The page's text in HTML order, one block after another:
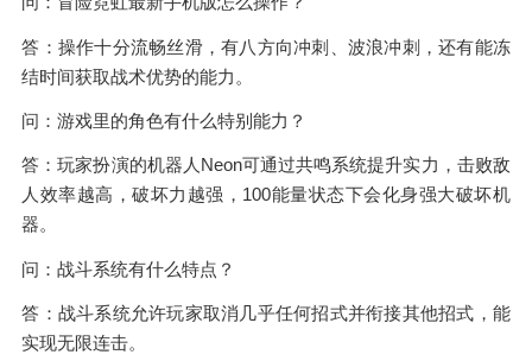
答：操作十分流畅丝滑，有八方向冲刺、波浪冲刺，还有能冻
结时间获取战术优势的能力。
问：游戏里的角色有什么特别能力？
答：玩家扮演的机器人Neon可通过共鸣系统提升实力，击败敌
人效率越高，破坏力越强，100能量状态下会化身强大破坏机
器。
问：战斗系统有什么特点？
答：战斗系统允许玩家取消几乎任何招式并衔接其他招式，能
实现无限连击。